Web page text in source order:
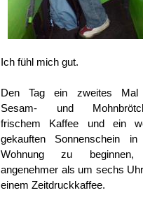
Ich fühl mich gut.
Den Tag ein zweites Mal
Sesam- und
frischem Kaffee und ein
gekauften Sonnenschein
Wohnung zu
angenehmer als um sechs
einem Zeitdruckkaffee.